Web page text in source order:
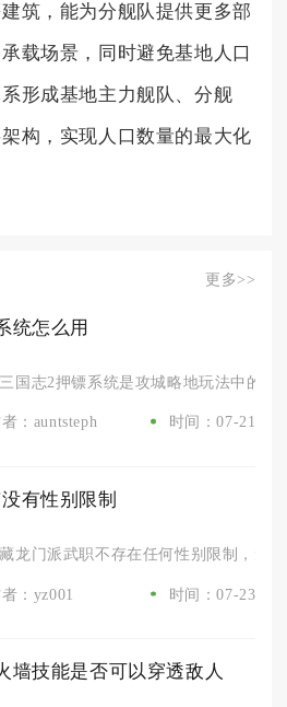
筑，能为分舰队提供更多部
载场景，同时避免基地人口
形成基地主力舰队、分舰
构，实现人口数量的最大化
更多>>
统怎么用
国志2押镖系统是攻城略地玩法中的核
：auntsteph 时间：07-21
有性别限制
龙门派武职不存在任何性别限制，无
：yz001 时间：07-23
墙技能是否可以穿透敌人